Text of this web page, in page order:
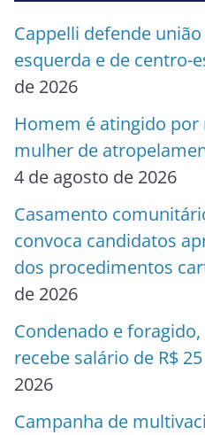
Cappelli defende
esquerda e de centro-
de 2026
Homem é atingido
mulher de
4 de agosto de 2026
Casamento
convoca candidatos
dos procedimentos
de 2026
Condenado e
recebe salário de R$
2026
Campanha de